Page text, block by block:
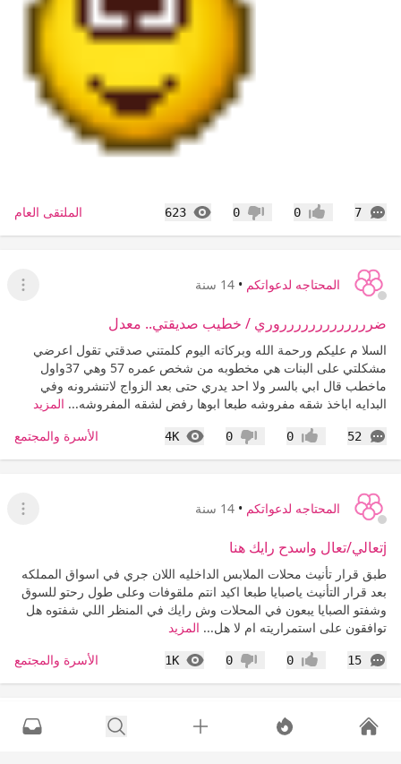
7
التعليقات إعجاب0 عدم إعجاب
0
623
المشاهدات الملتقى العام
المحتاجه لدعواتكم • 14 سنة
عرض
ضررررررررررررروري / خطيب صديقتي.. معدل
السلا م عليكم ورحمة الله وبركاته اليوم كلمتني صدقتي تقول اعرضي
مشكلتي على البنات هي مخطوبه من شخص عمره 57 وهي 37واول
ماخطب قال ابي بالسر ولا احد يدري حتى بعد الزواج لاتنشرونه وفي
البدايه اباخذ شقه مفروشه طبعا ابوها رفض لشقه المفروشه... المزيد
52
التعليقات إعجاب0 عدم إعجاب
0
4K
المشاهدات الأسرة والمجتمع
المحتاجه لدعواتكم • 14 سنة
عرض
jتعالي/تعال واسدح رايك هنا
طبق قرار تأنيث محلات الملابس الداخليه اللان جري في اسواق المملكه
بعد قرار التأنيث ياصبايا طبعا اكيد انتم ملقوفات وعلى طول رحتو للسوق
وشفتو الصبايا يبعون في المحلات وش رايك في المنظر اللي شفتوه هل
توافقون على استمراريته ام لا هل... المزيد
15
التعليقات إعجاب0 عدم إعجاب
0
1K
المشاهدات الأسرة والمجتمع
المحتاجه لدعواتكم